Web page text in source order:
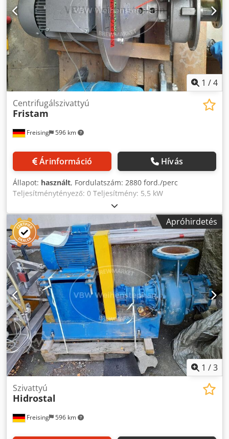
1 /4
Freising 596 km
Centrifugálszivattyú
Fristam
Árinformáció Hívás
Állapot: használt, Fordulatszám: 2880 ford./perc
Teljesítménytényező: 0 Teljesítmény: 5,5 kW
Dksdpfexwzbuex Ailsr Áramerősség: 11,0 / 6,4 A
Feszültség: 400 / 690 V Frekvencia: 50 Hz Felszereltség: S1;
IP55; Szívóoldal DN50, nyomóoldal DN65
Apróhirdetés
1 /3
Freising 596 km
Szivattyú
Hidrostal